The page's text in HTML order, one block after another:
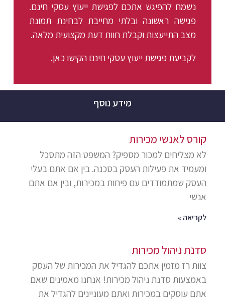
נשמח להפיגש אתכם לפגישת ייעוץ עסקי חינם.
פגישה ראשונה ובלתי מחייבת לבחינת תמונת
מצב התייעצות וקבלת חוות דעת מקצועית מלאה.
לקביעת פגישת ייעוץ עסקי חינם הקישו כאן.
מידע נוסף
קורס לאנשי מכירות
לא מצליחים למכור מספיק? המשפט הזה מתסכל
ומעמיד את פעילות העסק בסכנה. בין אם אתם בעלי
העסק שמתמודדים עם פיחות במכירות, ובין אם אתם
אנשי
לקריאה »
סדנת ניהול מכירות
צוות רז מזמין אתכם להגדיל את המכירות של העסק
באמצעות סדנת ניהול מכירות! אנחנו מאמינים שאם
אתם עוסקים במכירות ואתם מעוניינים להגדיל את